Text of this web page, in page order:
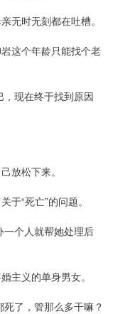
无时无刻都在吐槽。
这个年龄只能找个老
现在终于找到原因
放松下来。
“死亡”的问题。
一个人就帮她处理后
主义的单身男女。
了，管那么多干嘛？